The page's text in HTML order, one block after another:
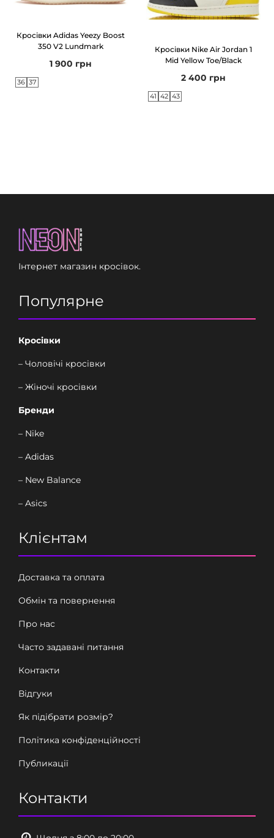
Кросівки Adidas Yeezy Boost
350 V2 Lundmark
1 900 грн
36 37
Кросівки Nike Air Jordan 1
Mid Yellow Toe/Black
2 400 грн
41 42 43
Інтернет магазин кросівок.
Популярне
Кросівки
– Чоловічі кросівки
– Жіночі кросівки
Бренди
– Nike
– Adidas
– New Balance
– Asics
Клієнтам
Доставка та оплата
Обмін та повернення
Про нас
Часто задавані питання
Контакти
Відгуки
Як підібрати розмір?
Політика конфіденційності
Публикації
Контакти